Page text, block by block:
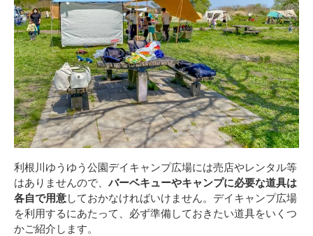
利根川ゆうゆう公園デイキャンプ広場には売店やレンタル等
はありませんので、 バーベキューやキャンプに必要な道具は
各自で用意しておかなければいけません。デイキャンプ広場
を利用するにあたって、必ず準備しておきたい道具をいくつ
かご紹介します。